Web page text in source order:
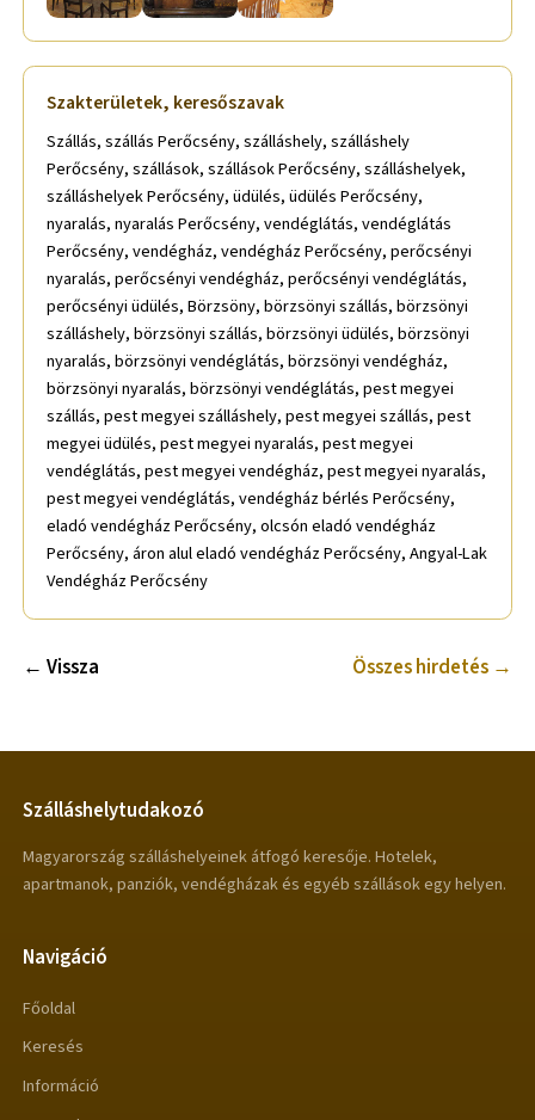
Szakterületek, keresőszavak
Szállás, szállás Perőcsény, szálláshely, szálláshely
Perőcsény, szállások, szállások Perőcsény, szálláshelyek,
szálláshelyek Perőcsény, üdülés, üdülés Perőcsény,
nyaralás, nyaralás Perőcsény, vendéglátás, vendéglátás
Perőcsény, vendégház, vendégház Perőcsény, perőcsényi
nyaralás, perőcsényi vendégház, perőcsényi vendéglátás,
perőcsényi üdülés, Börzsöny, börzsönyi szállás, börzsönyi
szálláshely, börzsönyi szállás, börzsönyi üdülés, börzsönyi
nyaralás, börzsönyi vendéglátás, börzsönyi vendégház,
börzsönyi nyaralás, börzsönyi vendéglátás, pest megyei
szállás, pest megyei szálláshely, pest megyei szállás, pest
megyei üdülés, pest megyei nyaralás, pest megyei
vendéglátás, pest megyei vendégház, pest megyei nyaralás,
pest megyei vendéglátás, vendégház bérlés Perőcsény,
eladó vendégház Perőcsény, olcsón eladó vendégház
Perőcsény, áron alul eladó vendégház Perőcsény, Angyal-Lak
Vendégház Perőcsény
← Vissza Összes hirdetés →
Szálláshelytudakozó
Magyarország szálláshelyeinek átfogó keresője. Hotelek,
apartmanok, panziók, vendégházak és egyéb szállások egy helyen.
Navigáció
Főoldal
Keresés
Információ